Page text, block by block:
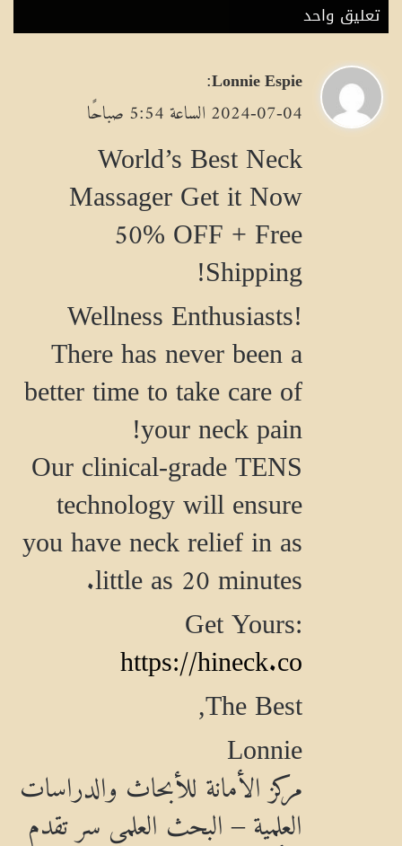
تعليق واحد
ي
ق
ل
Lonnie Espie
:
2024-07-04 الساعة 5:54 صباحًا
World’s Best Neck
Massager Get it Now
50% OFF + Free
Shipping!
Wellness Enthusiasts!
There has never been a
better time to take care of
your neck pain!
Our clinical-grade TENS
technology will ensure
you have neck relief in as
little as 20 minutes.
Get Yours:
https://hineck.co
The Best,
Lonnie
مركز الأمانة للأبحاث والدراسات
العلمية – البحث العلمي سر تقدم